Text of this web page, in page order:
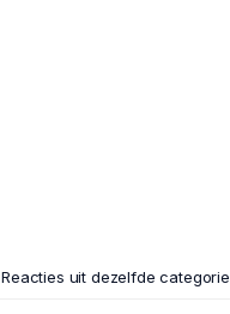
Reacties uit dezelfde categorie